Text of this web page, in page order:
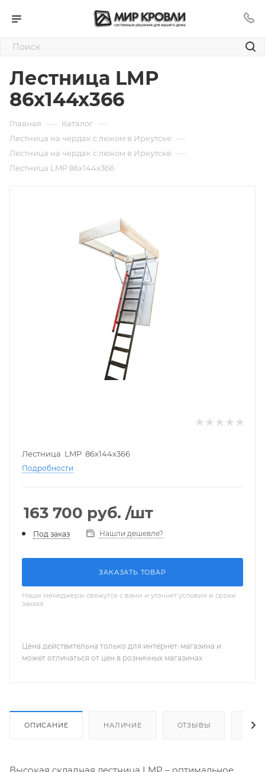
Лестница LMР
86х144х366
Главная — Каталог —
Лестница на чердак с люком в Иркутске —
Лестница на чердак с люком в Иркутске —
Лестница LMР 86х144х366
Лестница LMР 86х144х366
Подробности
163 700 руб. /шт
Под заказ Нашли дешевле?
ЗАКАЗАТЬ ТОВАР
Наши менеджеры свяжутся с вами и уточнят условия и сроки
заказа
Цена действительна только для интернет-магазина и
может отличаться от цен в розничных магазинах
ОПИСАНИЕ НАЛИЧИЕ ОТЗЫВЫ